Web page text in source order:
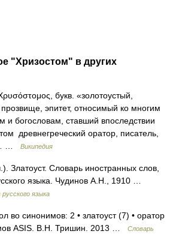
"Хризостом" в других
букв. «золотоустый,
прозвище, эпитет, относимый ко многим
богословам, ставший впоследствии
древнегреческий оратор, писатель,
…
Википедия
Златоуст. Словарь иностранных слов,
языка. Чудинов А.Н., 1910 …
языка
во синонимов: 2 • златоуст (7) • оратор
ASIS. В.Н. Тришин. 2013 …
Словарь